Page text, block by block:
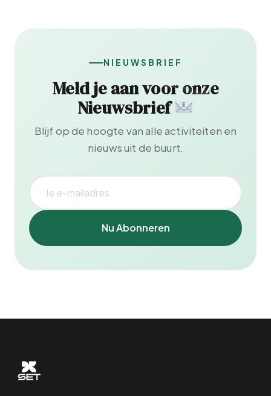
NIEUWSBRIEF
Meld je aan voor onze
Nieuwsbrief
Blijf op de hoogte van alle activiteiten en
nieuws uit de buurt.
Nu Abonneren